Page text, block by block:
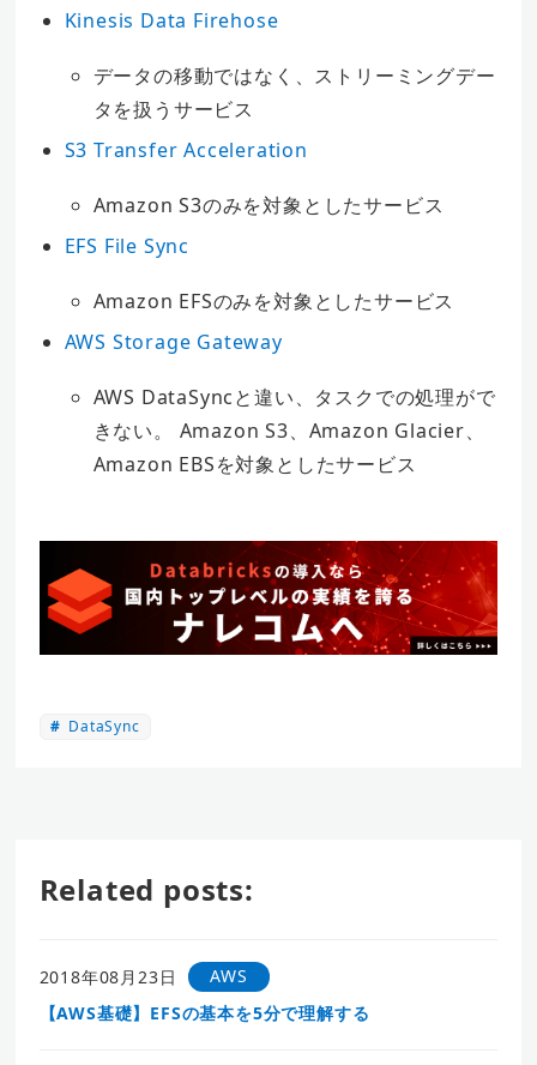
Kinesis Data Firehose
データの移動ではなく、ストリーミングデー
タを扱うサービス
S3 Transfer Acceleration
Amazon S3のみを対象としたサービス
EFS File Sync
Amazon EFSのみを対象としたサービス
AWS Storage Gateway
AWS DataSyncと違い、タスクでの処理がで
きない。 Amazon S3、Amazon Glacier、
Amazon EBSを対象としたサービス
DataSync
Related posts:
2018年08月23日
AWS
【AWS基礎】EFSの基本を5分で理解する